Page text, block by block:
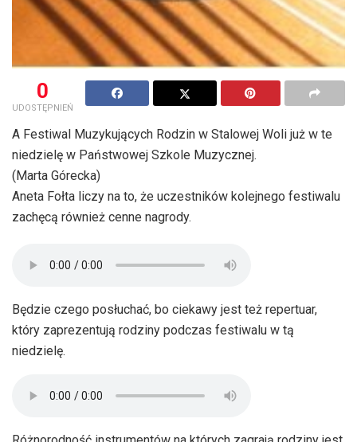
0
UDOSTĘPNIEŃ
A Festiwal Muzykujących Rodzin w Stalowej Woli już w te
niedzielę w Państwowej Szkole Muzycznej.
(Marta Górecka)
Aneta Fołta liczy na to, że uczestników kolejnego festiwalu
zachęcą również cenne nagrody.
Będzie czego posłuchać, bo ciekawy jest też repertuar,
który zaprezentują rodziny podczas festiwalu w tą
niedzielę.